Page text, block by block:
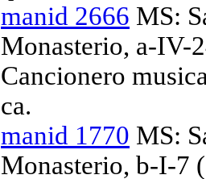
manid 2666 MS:
Monasterio, a-
Cancionero
ca.
manid 1770 MS:
Monasterio, b-I-7